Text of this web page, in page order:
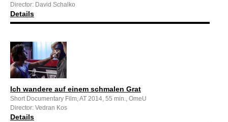
Director: David Schalko
Details
Ich wandere auf einem schmalen Grat
Short Documentary Film, AT 2014, 55 min., OmeU
Director: Vedran Kos
Details